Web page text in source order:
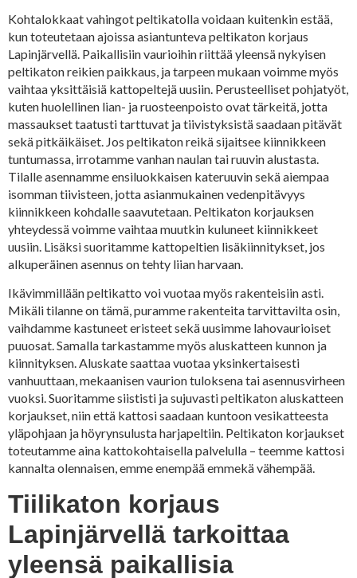
Kohtalokkaat vahingot peltikatolla voidaan kuitenkin estää,
kun toteutetaan ajoissa asiantunteva peltikaton korjaus
Lapinjärvellä. Paikallisiin vaurioihin riittää yleensä nykyisen
peltikaton reikien paikkaus, ja tarpeen mukaan voimme myös
vaihtaa yksittäisiä kattopeltejä uusiin. Perusteelliset pohjatyöt,
kuten huolellinen lian- ja ruosteenpoisto ovat tärkeitä, jotta
massaukset taatusti tarttuvat ja tiivistyksistä saadaan pitävät
sekä pitkäikäiset. Jos peltikaton reikä sijaitsee kiinnikkeen
tuntumassa, irrotamme vanhan naulan tai ruuvin alustasta.
Tilalle asennamme ensiluokkaisen kateruuvin sekä aiempaa
isomman tiivisteen, jotta asianmukainen vedenpitävyys
kiinnikkeen kohdalle saavutetaan. Peltikaton korjauksen
yhteydessä voimme vaihtaa muutkin kuluneet kiinnikkeet
uusiin. Lisäksi suoritamme kattopeltien lisäkiinnitykset, jos
alkuperäinen asennus on tehty liian harvaan.
Ikävimmillään peltikatto voi vuotaa myös rakenteisiin asti.
Mikäli tilanne on tämä, puramme rakenteita tarvittavilta osin,
vaihdamme kastuneet eristeet sekä uusimme lahovaurioiset
puuosat. Samalla tarkastamme myös aluskatteen kunnon ja
kiinnityksen. Aluskate saattaa vuotaa yksinkertaisesti
vanhuuttaan, mekaanisen vaurion tuloksena tai asennusvirheen
vuoksi. Suoritamme siististi ja sujuvasti peltikaton aluskatteen
korjaukset, niin että kattosi saadaan kuntoon vesikatteesta
yläpohjaan ja höyrynsulusta harjapeltiin. Peltikaton korjaukset
toteutamme aina kattokohtaisella palvelulla – teemme kattosi
kannalta olennaisen, emme enempää emmekä vähempää.
Tiilikaton korjaus
Lapinjärvellä tarkoittaa
yleensä paikallisia